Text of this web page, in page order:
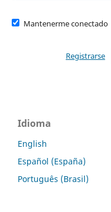
Mantenerme conectado
Registrarse
Idioma
English
Español (España)
Português (Brasil)